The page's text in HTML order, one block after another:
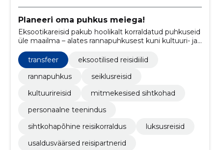
Planeeri oma puhkus meiega!
Eksootikareisid pakub hoolikalt korraldatud puhkuseid
üle maailma – alates rannapuhkusest kuni kultuuri- ja
seiklusreisideni. Tagame personaalse teeninduse ja
usaldusväärsed partnerid.
transfeer
eksootilised reisidiilid
rannapuhkus
seiklusreisid
kultuurireisid
mitmekesised sihtkohad
personaalne teenindus
sihtkohapõhine reisikorraldus
luksusreisid
usaldusväärsed reisipartnerid